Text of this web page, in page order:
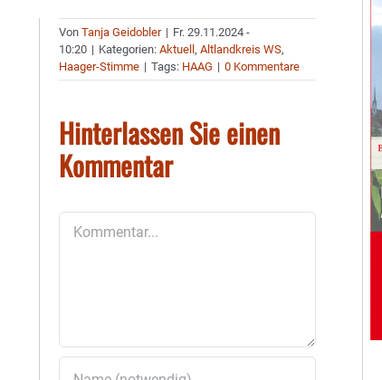
VonTanja Geidobler | Fr. 29.11.2024 -
10:20 | Kategorien:Aktuell,Altlandkreis WS,
Haager-Stimme | Tags: HAAG | 0 Kommentare
Hinterlassen Sie einen
Kommentar